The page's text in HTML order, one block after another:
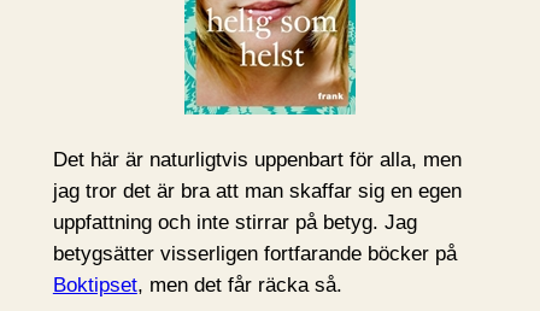
Det här är naturligtvis uppenbart för alla, men
jag tror det är bra att man skaffar sig en egen
uppfattning och inte stirrar på betyg. Jag
betygsätter visserligen fortfarande böcker på
Boktipset, men det får räcka så.